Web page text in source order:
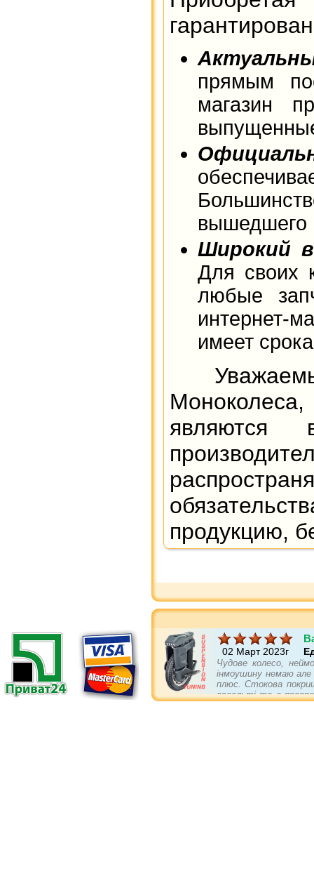
прямым
магазин
вышедшего
Широкий
Для своих
любые
интернет-
имеет
являются
продукцию,
02 Март 2023г
Чудове колесо,
інмоушину немаю але
плюс. Стокова
асвальті та в